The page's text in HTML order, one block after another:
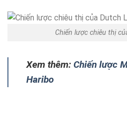
Chiến lược chiêu thị
Xem thêm: Chiến lược
Haribo